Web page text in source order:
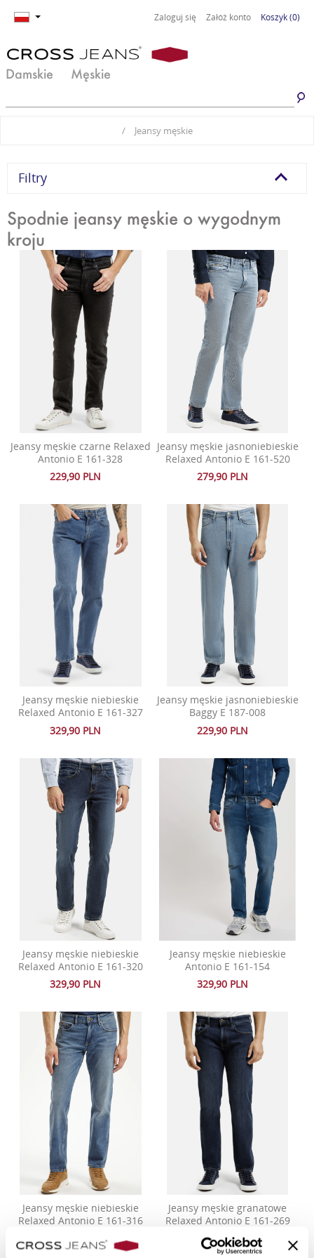
Zaloguj się Załóż konto Koszyk(0)
Damskie Męskie
Jeansy damskie
Odzież damska
Basic damski
Komplety damskie
Jeansy męskie
Odzież męska
Basic męski
Premium Line
/ Jeansy męskie
Filtry
Spodnie jeansy męskie o wygodnym
kroju
Jeansy męskie czarne Relaxed
Antonio E 161-328
229,90 PLN
Jeansy męskie jasnoniebieskie
Relaxed Antonio E 161-520
279,90 PLN
Jeansy męskie niebieskie
Relaxed Antonio E 161-327
329,90 PLN
Jeansy męskie jasnoniebieskie
Baggy E 187-008
229,90 PLN
Jeansy męskie niebieskie
Relaxed Antonio E 161-320
329,90 PLN
Jeansy męskie niebieskie
Antonio E 161-154
329,90 PLN
Jeansy męskie niebieskie
Relaxed Antonio E 161-316
249,90 PLN
Jeansy męskie granatowe
Relaxed Antonio E 161-269
229,90 PLN